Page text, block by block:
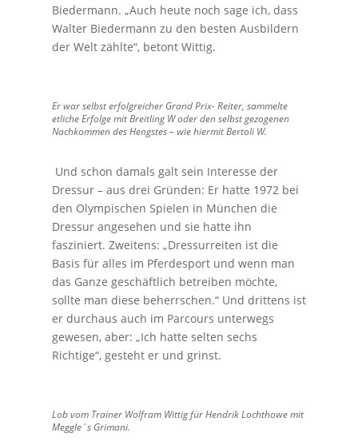
Biedermann. „Auch heute noch sage ich, dass
Walter Biedermann zu den besten Ausbildern
der Welt zählte“, betont Wittig.
Er war selbst erfolgreicher Grand Prix- Reiter, sammelte
etliche Erfolge mit Breitling W oder den selbst gezogenen
Nachkommen des Hengstes – wie hiermit Bertoli W.
Und schon damals galt sein Interesse der
Dressur – aus drei Gründen: Er hatte 1972 bei
den Olympischen Spielen in München die
Dressur angesehen und sie hatte ihn
fasziniert. Zweitens: „Dressurreiten ist die
Basis für alles im Pferdesport und wenn man
das Ganze geschäftlich betreiben möchte,
sollte man diese beherrschen.“ Und drittens ist
er durchaus auch im Parcours unterwegs
gewesen, aber: „Ich hatte selten sechs
Richtige“, gesteht er und grinst.
Lob vom Trainer Wolfram Wittig für Hendrik Lochthowe mit
Meggle´s Grimani.